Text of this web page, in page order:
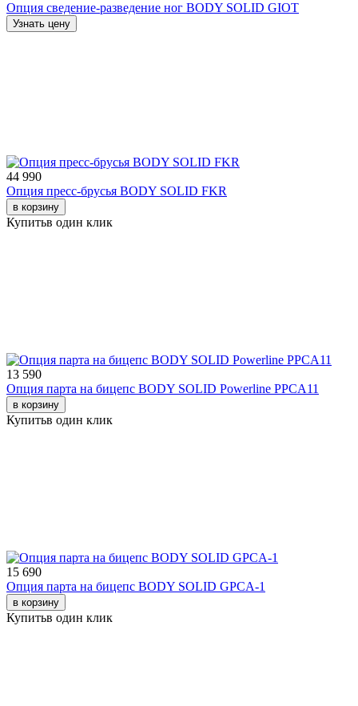
Опция сведение-разведение ног BODY SOLID GIOT
Узнать цену
44 990
Опция пресс-брусья BODY SOLID FKR
в корзину
Купитьв один клик
13 590
Опция парта на бицепс BODY SOLID Powerline PPCA11
в корзину
Купитьв один клик
15 690
Опция парта на бицепс BODY SOLID GPCA-1
в корзину
Купитьв один клик